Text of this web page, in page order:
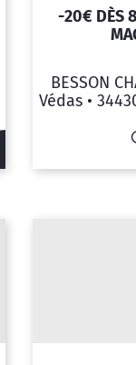
-20€ DÈS
BESSON
Védas •